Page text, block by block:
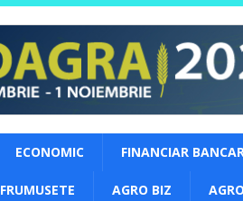
ECONOMIC FINANCIAR
FRUMUSETE AGRO BIZ